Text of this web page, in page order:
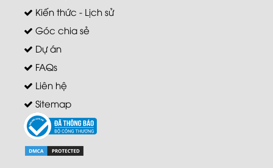
Kiến thức - Lịch sử
Góc chia sẻ
Dự án
FAQs
Liên hệ
Sitemap